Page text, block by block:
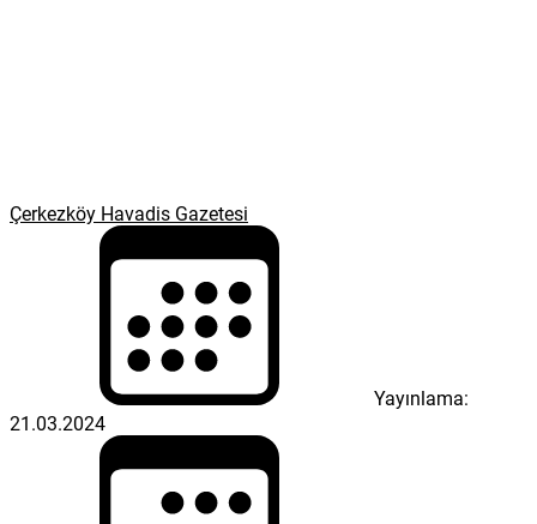
Çerkezköy Havadis Gazetesi
Yayınlama:
21.03.2024